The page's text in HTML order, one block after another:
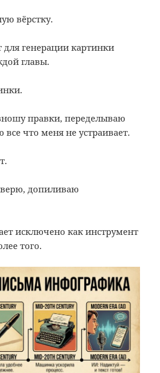
вёрстку.
генерации картинки
главы.
правки, переделываю
что меня не устраивает.
допиливаю
исключено как инструмент
того.